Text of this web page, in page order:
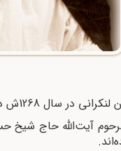
سنگلج تهران دیده به جهان گشود.
آیت‌اللّه‌ حاج شیخ